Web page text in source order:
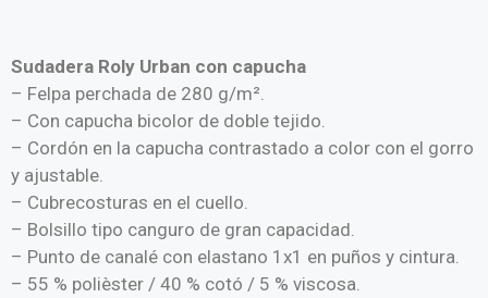
Sudadera Roly Urban con capucha
– Felpa perchada de 280 g/m².
– Con capucha bicolor de doble tejido.
– Cordón en la capucha contrastado a color con el gorro
y ajustable.
– Cubrecosturas en el cuello.
– Bolsillo tipo canguro de gran capacidad.
– Punto de canalé con elastano 1x1 en puños y cintura.
– 55 % polièster / 40 % cotó / 5 % viscosa.